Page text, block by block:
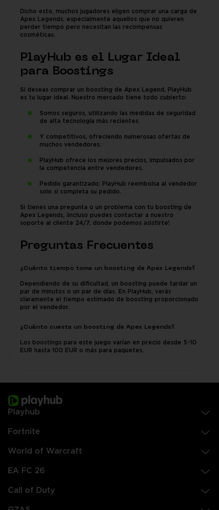
Dicho esto, muchos jugadores eligen comprar una carga de
Apex Legends, especialmente aquellos que no quieren
perder tiempo pero necesitan las recompensas
cosméticas.
PlayHub es el Lugar Ideal
para Boostings
Si deseas comprar un boosting de Apex Legend, PlayHub
es tu lugar ideal. Nuestro mercado tiene todo cubierto:
Somos seguros, utilizando las medidas de seguridad
de alta tecnología más recientes.
Y competitivos, ofreciendo numerosas ofertas de
muchos vendedores.
PlayHub ofrece los mejores precios, impulsados por
la competencia entre vendedores.
Pedido garantizado: PlayHub reembolsa al vendedor
solo si completa su pedido.
Si tienes una pregunta o un problema con tu boosting de
Apex Legends, ¡incluso puedes contactar a nuestro
soporte al cliente 24/7, donde podemos asistirte!
Preguntas Frecuentes
¿Cuánto tiempo toma un boosting de Apex Legends?
Dependiendo de su dificultad, un boosting puede tardar un
par de minutos o un par de días. En PlayHub, verás
claramente el tiempo estimado de boosting proporcionado
por el vendedor.
¿Cuánto cuesta un boosting de Apex Legends?
Los boostings para este juego varían en precio desde 5-10
EUR hasta 100 EUR o más para paquetes.
Playhub
Fortnite
World of Warcraft
EA FC 26
Call of Duty